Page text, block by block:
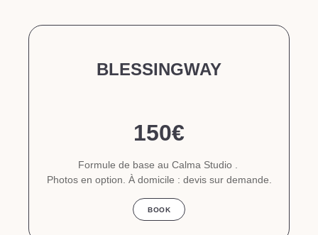
BLESSINGWAY
150€
Formule de base au Calma Studio .
Photos en option. À domicile : devis sur demande.
BOOK